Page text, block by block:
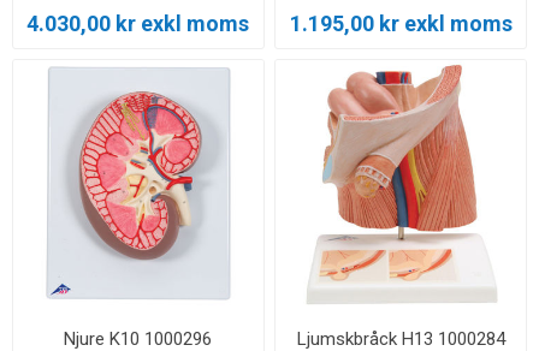
4.030,00 kr exkl moms 1.195,00 kr exkl moms
Njure K10 1000296 Ljumskbråck H13 1000284